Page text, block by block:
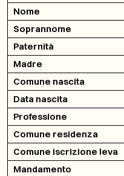
Nome
Soprannome
Paternità
Madre
Comune nascita
Data nascita
Professione
Comune residenza
Comune iscrizione leva
Mandamento